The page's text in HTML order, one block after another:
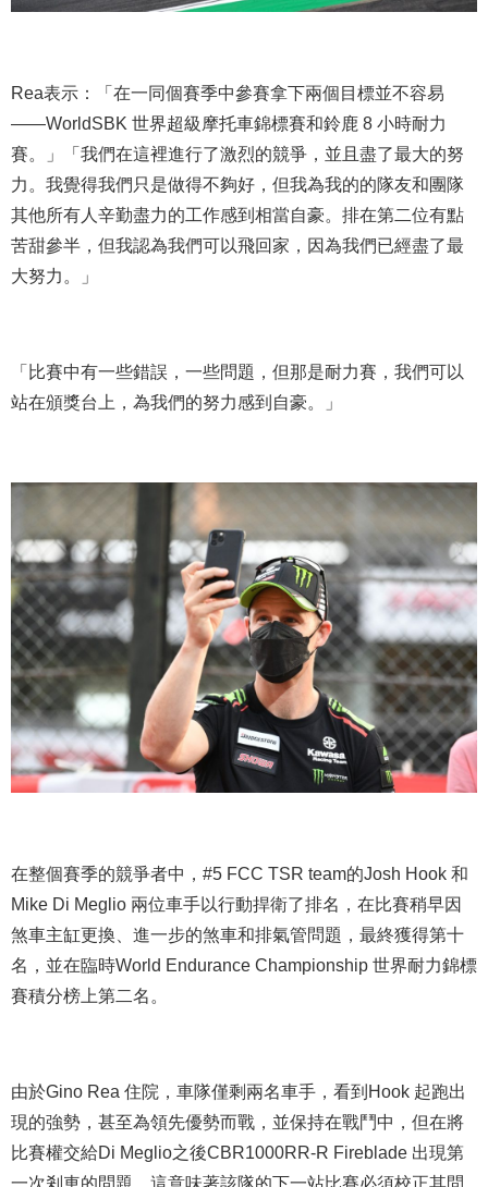
Rea表示：「在一同個賽季中參賽拿下兩個目標並不容易
——WorldSBK 世界超級摩托車錦標賽和鈴鹿 8 小時耐力
賽。」「我們在這裡進行了激烈的競爭，並且盡了最大的努
力。我覺得我們只是做得不夠好，但我為我的的隊友和團隊
其他所有人辛勤盡力的工作感到相當自豪。排在第二位有點
苦甜參半，但我認為我們可以飛回家，因為我們已經盡了最
大努力。」
「比賽中有一些錯誤，一些問題，但那是耐力賽，我們可以
站在頒獎台上，為我們的努力感到自豪。」
在整個賽季的競爭者中，#5 FCC TSR team的Josh Hook 和
Mike Di Meglio 兩位車手以行動捍衛了排名，在比賽稍早因
煞車主缸更換、進一步的煞車和排氣管問題，最終獲得第十
名，並在臨時World Endurance Championship 世界耐力錦標
賽積分榜上第二名。
由於Gino Rea 住院，車隊僅剩兩名車手，看到Hook 起跑出
現的強勢，甚至為領先優勢而戰，並保持在戰鬥中，但在將
比賽權交給Di Meglio之後CBR1000RR-R Fireblade 出現第
一次剎車的問題，這意味著該隊的下一站比賽必須校正其問